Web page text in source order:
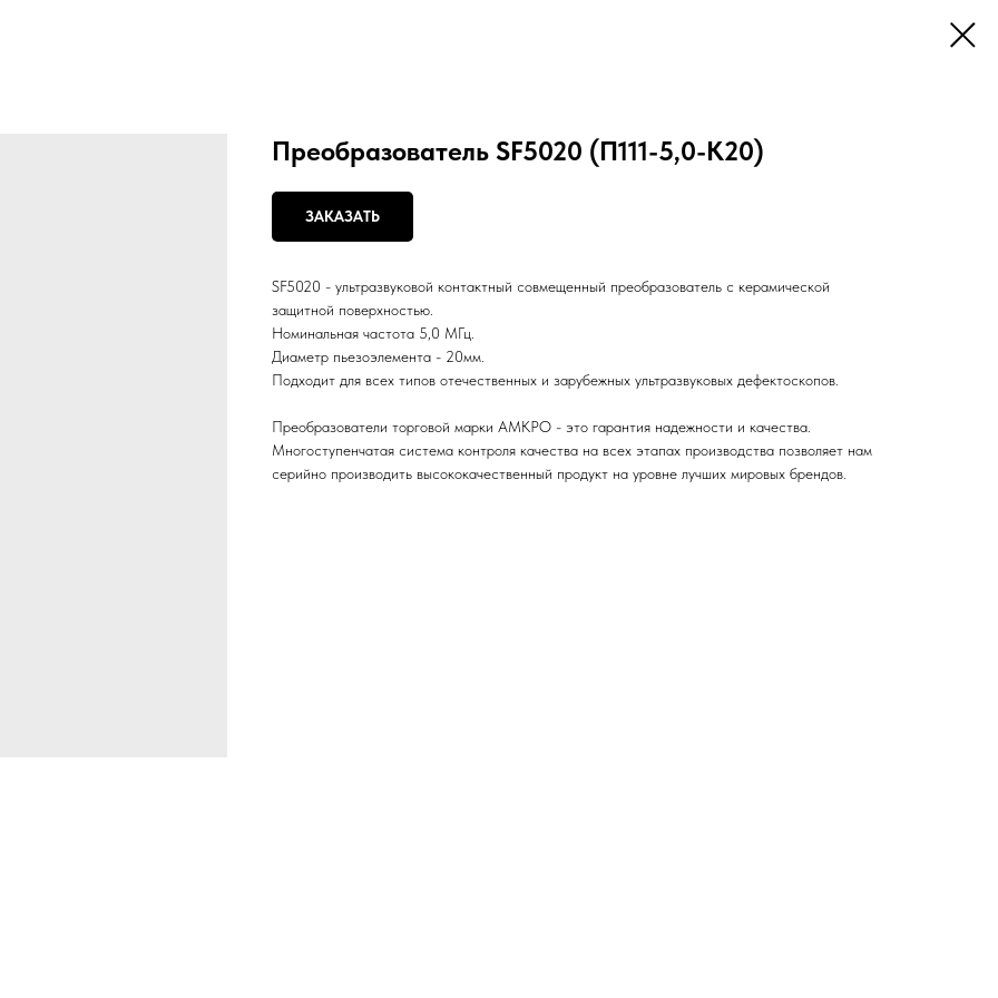
Преобразователь SF5020 (П111-5,0-К20)
ЗАКАЗАТЬ
SF5020 - ультразвуковой контактный совмещенный преобразователь с керамической
защитной поверхностью.
Номинальная частота 5,0 МГц.
Диаметр пьезоэлемента - 20мм.
Подходит для всех типов отечественных и зарубежных ультразвуковых дефектоскопов.
Преобразователи торговой марки АМКРО - это гарантия надежности и качества.
Многоступенчатая система контроля качества на всех этапах производства позволяет нам
серийно производить высококачественный продукт на уровне лучших мировых брендов.